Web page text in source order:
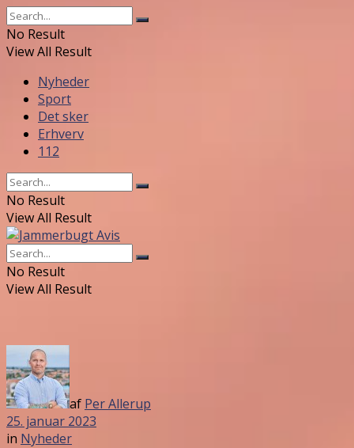
No Result
View All Result
Nyheder
Sport
Det sker
Erhverv
112
No Result
View All Result
No Result
View All Result
af Per Allerup
25. januar 2023
in Nyheder